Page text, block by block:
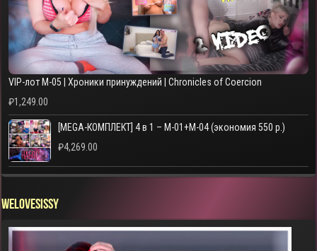
VIP-лот M-05 | Хроники принуждений | Chronicles of Coercion
₽1,249.00
[MEGA-КОМПЛЕКТ] 4 в 1 – M-01+M-04 (экономия 550 р.)
₽4,269.00
WELOVESISSY